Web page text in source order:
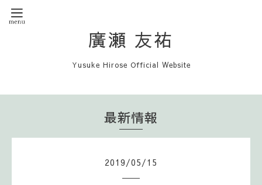
廣瀬 友祐
Yusuke Hirose Official Website
最新情報
2019/05/15